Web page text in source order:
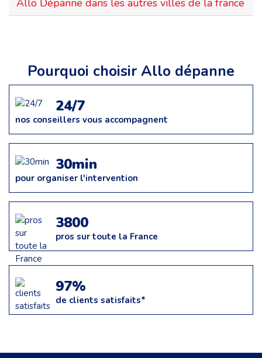
Allo Dépanne dans les autres villes de la france
Pourquoi choisir Allo dépanne
24/7
nos conseillers vous accompagnent
30min
pour organiser l'intervention
3800
pros sur toute la France
97%
de clients satisfaits*